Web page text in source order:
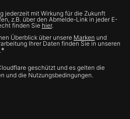
jederzeit mit Wirkung für die Zukunft
z.B. über den Abmelde-Link in jeder E-
finden Sie hier.
Überblick über unsere Marken und
Ihrer Daten finden Sie in unseren
.*
geschützt und es gelten die
und die Nutzungsbedingungen.